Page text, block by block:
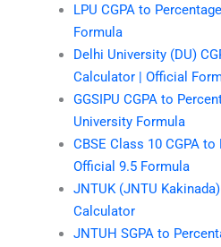
LPU CGPA to
Formula
Delhi University (DU)
Calculator | Official
GGSIPU CGPA to
University Formula
CBSE Class 10 CGPA
Official 9.5 Formula
JNTUK (JNTU
Calculator
JNTUH SGPA to